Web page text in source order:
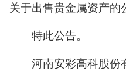
关于出售贵金属资产的
特此公告。
河南安彩高科股份